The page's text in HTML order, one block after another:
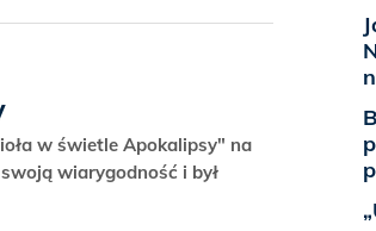
w świetle Apokalipsy" na
wiarygodność i był